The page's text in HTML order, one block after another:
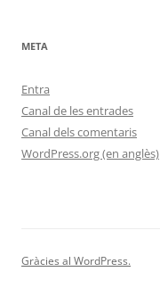
META
Entra
Canal de les entrades
Canal dels comentaris
WordPress.org (en anglès)
Gràcies al WordPress.